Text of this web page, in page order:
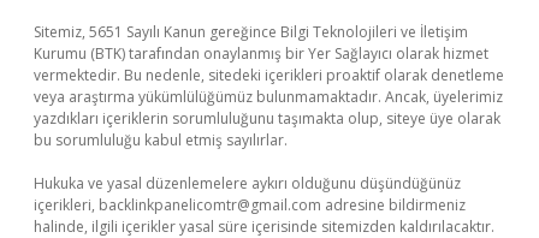
Sitemiz, 5651 Sayılı Kanun gereğince Bilgi Teknolojileri ve İletişim
Kurumu (BTK) tarafından onaylanmış bir Yer Sağlayıcı olarak hizmet
vermektedir. Bu nedenle, sitedeki içerikleri proaktif olarak denetleme
veya araştırma yükümlülüğümüz bulunmamaktadır. Ancak, üyelerimiz
yazdıkları içeriklerin sorumluluğunu taşımakta olup, siteye üye olarak
bu sorumluluğu kabul etmiş sayılırlar.
Hukuka ve yasal düzenlemelere aykırı olduğunu düşündüğünüz
içerikleri, backlinkpanelicomtr@gmail.com adresine bildirmeniz
halinde, ilgili içerikler yasal süre içerisinde sitemizden kaldırılacaktır.